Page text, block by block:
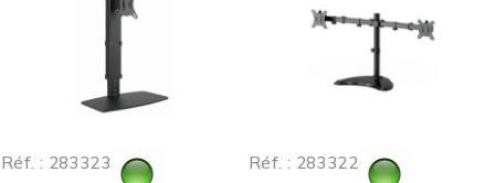
Réf. : 283323 Réf. : 283322